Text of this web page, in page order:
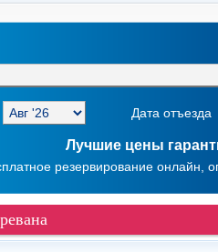
Дата отъезда
Лучшие цены
резервирование онлайн,